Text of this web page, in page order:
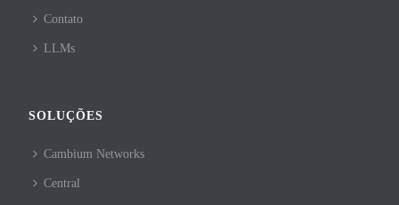
Contato
LLMs
SOLUÇÕES
Cambium Networks
Central